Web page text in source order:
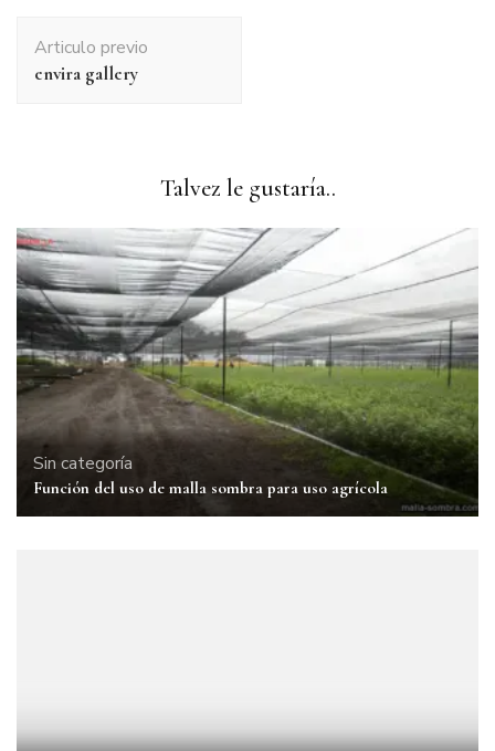
de
publicación
Articulo previo
envira gallery
Talvez le gustaría..
Sin categoría
Función del uso de malla sombra para uso agrícola